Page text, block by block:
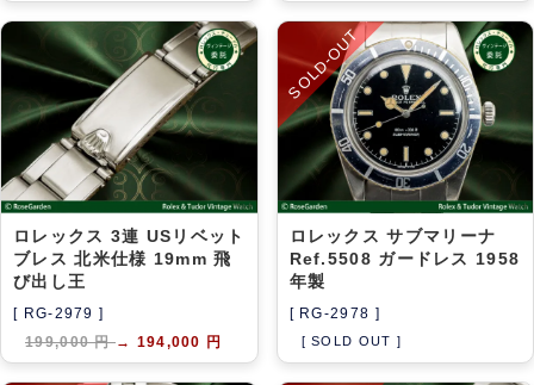
ロレックス 3連 USリベット
ブレス 北米仕様 19mm 飛
び出し王
[ RG-2979 ]
199,000 円→ 194,000 円
SOLD-OUT
ロレックス サブマリーナ
Ref.5508 ガードレス 1958
年製
[ RG-2978 ]
[ SOLD OUT ]